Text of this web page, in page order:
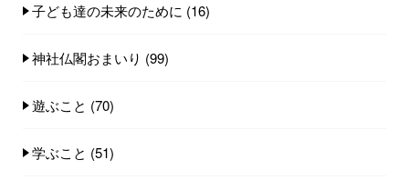
子ども達の未来のために (16)
神社仏閣おまいり (99)
遊ぶこと (70)
学ぶこと (51)